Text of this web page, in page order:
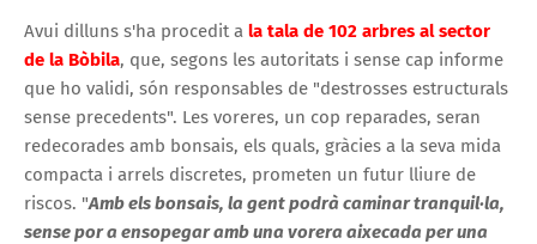
Avui dilluns s'ha procedit a la tala de 102 arbres al sector
de la Bòbila, que, segons les autoritats i sense cap informe
que ho validi, són responsables de "destrosses estructurals
sense precedents". Les voreres, un cop reparades, seran
redecorades amb bonsais, els quals, gràcies a la seva mida
compacta i arrels discretes, prometen un futur lliure de
riscos. "Amb els bonsais, la gent podrà caminar tranquil·la,
sense por a ensopegar amb una vorera aixecada per una